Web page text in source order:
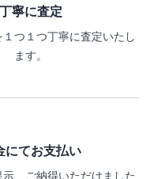
丁寧に査定
つ１つ丁寧に査定いたし
ます。
にてお支払い
、ご納得いただけました